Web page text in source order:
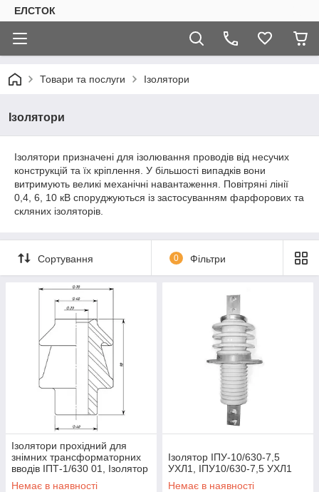
ЕЛСТОК
Товари та послуги Ізолятори
Ізолятори
Ізолятори призначені для ізолювання проводів від несучих
конструкцій та їх кріплення. У більшості випадків вони
витримують великі механічні навантаження. Повітряні лінії
0,4, 6, 10 кВ споруджуються із застосуванням фарфорових та
скляних ізоляторів.
Сортування 0 Фільтри
Ізолятори прохідний для
знімних трансформаторних
вводів ІПТ-1/630 01, Ізолятор
ІПТ-1/630 01, ІПТ-1/630
Немає в наявності
Ізолятор ІПУ-10/630-7,5
УХЛ1, ІПУ10/630-7,5 УХЛ1
Немає в наявності